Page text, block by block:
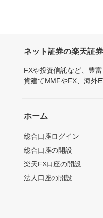
ネット証券の楽天証
FXや投資信託など、豊
貨建てMMFやFX、海外
ホーム
総合口座ログイン
総合口座の開設
楽天FX口座の開設
法人口座の開設